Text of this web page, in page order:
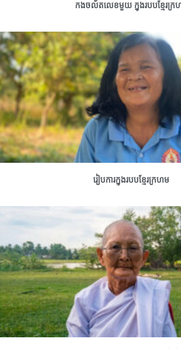
កងចល័តលេខមួយ ក្នុងរបបខ្មែរក្រ
រៀបការក្នុងរបបខ្មែរក្រហម